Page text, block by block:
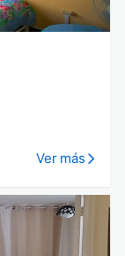
Ver más